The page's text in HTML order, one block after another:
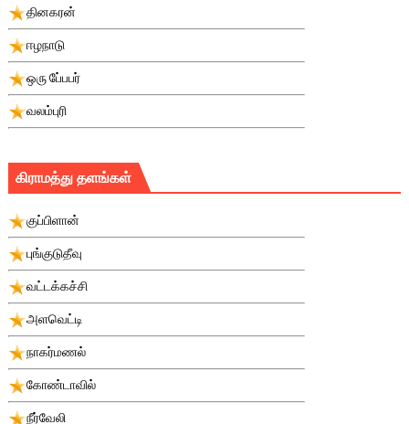
தினகரன்
ஈழநாடு
ஒரு பே்பபர்
வலம்புரி
கிராமத்து தளங்கள்
குப்பிளான்
புங்குடுதீவு
வட்டக்கச்சி
அளவெட்டி
நாகர்மணல்
கோண்டாவில்
நீர்வேலி